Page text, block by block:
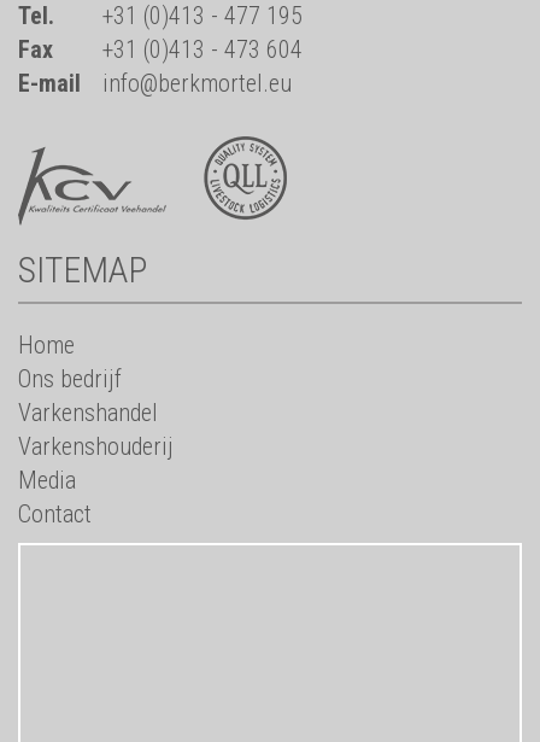
Tel.
+31 (0)413 - 477 195
Fax
+31 (0)413 - 473 604
E-mail
info@berkmortel.eu
SITEMAP
Home
Ons bedrijf
Varkenshandel
Varkenshouderij
Media
Contact